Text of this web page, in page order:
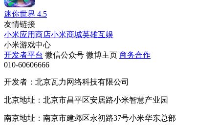
迷你世界 4.5
友情链接
小米应用商店小米商城英雄互娱
小米游戏中心
开发者平台 微信公众号 微博主页 商务合作
010-60606666
开发者：北京瓦力网络科技有限公司
北京地址：北京市昌平区安居路小米智慧产业园
南京地址：南京市建邺区永初路37号小米华东总部